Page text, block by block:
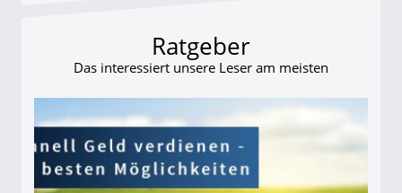
Ratgeber
Das interessiert unsere Leser am meisten